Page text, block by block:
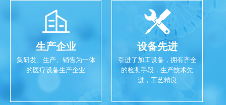
生产企业
集研发、生产、销售为一体
的医疗设备生产企业
设备先进
引进了加工设备，拥有齐全
的检测手段，生产技术先
进，工艺精良